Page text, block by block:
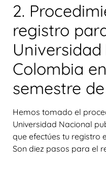
2.
registro
Colombia
semestre
Hemos tomado el
Universidad Nacional
que efectúes tu registro
Son diez pasos para el